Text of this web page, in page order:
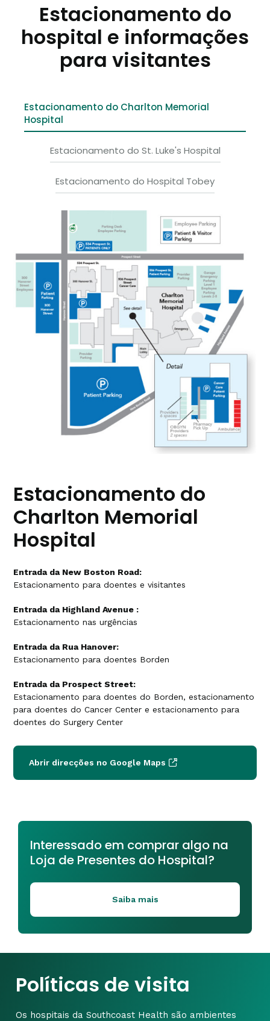
Estacionamento do
hospital e informações
para visitantes
Estacionamento do Charlton Memorial
Hospital
Estacionamento do St. Luke's Hospital
Estacionamento do Hospital Tobey
Estacionamento do
Charlton Memorial
Hospital
Entrada da New Boston Road:
Estacionamento para doentes e visitantes
Entrada da Highland Avenue :
Estacionamento nas urgências
Entrada da Rua Hanover:
Estacionamento para doentes Borden
Entrada da Prospect Street:
Estacionamento para doentes do Borden, estacionamento
para doentes do Cancer Center e estacionamento para
doentes do Surgery Center
Abrir direcções no Google Maps
Interessado em comprar algo na
Loja de Presentes do Hospital?
Saiba mais
Políticas de visita
Os hospitais da Southcoast Health são ambientes